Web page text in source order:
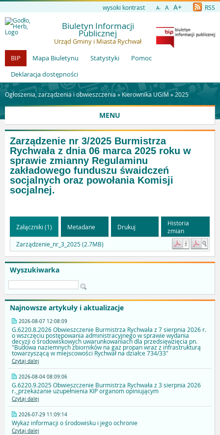
wysoki kontrast A- A A+ RSS
Biuletyn Informacji
Publicznej
Urząd Gminy i Miasta Rychwał
BIP
Mapa Biuletynu Statystyki
Pomoc
Deklaracja dostępności
Ogłoszenia, zarządzenia i obwieszczenia » Kierownika UGiM» 2025
MENU
Wyszukiwarka
Najnowsze artykuły i aktualizacje
2026-08-07 12:08:09
G.6220.8.2026 Obwieszczenie Burmistrza Rychwała z 7 sierpnia 2026 r.
o wszczęciu postępowania administracyjnego w sprawie wydania
decyzji o środowiskowych uwarunkowaniach dla przedsięwzięcia pn.
"Budowa naziemnych zbiorników na gaz propan wraz z infrastrukturą
towarzyszącą w miejscowości Rychwał na działce 734/33"
Czytaj dalej
2026-08-04 08:09:06
G.6220.9.2025 Obwieszczenie Burmistrza Rychwała z 3 sierpnia 2026
r._przekazanie uzupełnienia KIP organom opiniującym
Czytaj dalej
2026-07-29 11:09:14
Wykaz informacji o środowisku i jego ochronie
Czytaj dalej
Zarządzenie nr 3/2025 Burmistrza
Rychwała z dnia 06 marca 2025 roku w
sprawie zmianny Regulaminu
zakładowego funduszu śwaidczeń
socjalnych oraz powołania Komisji
socjalnej.
Załączniki (1) Metadane Drukuj
Historia
zmian
Zarządzenie_nr_3_2025 (2.7MB)